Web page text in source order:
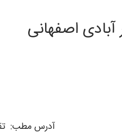
آبادی اصفهانی
آدرس مطب: